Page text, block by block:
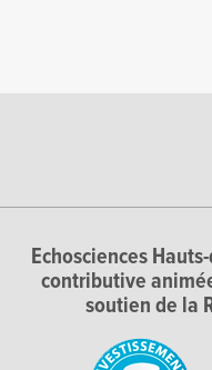
Echosciences
contributive
soutien de la